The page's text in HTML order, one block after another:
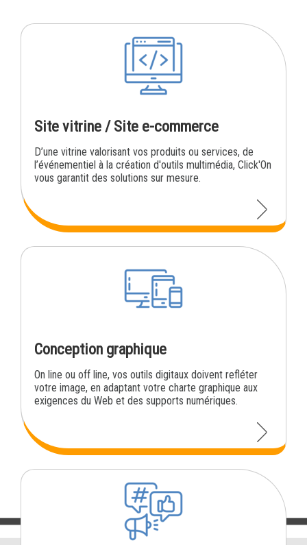
Site vitrine / Site e-commerce
D’une vitrine valorisant vos produits ou services, de
l’événementiel à la création d'outils multimédia, Click'On
vous garantit des solutions sur mesure.
Conception graphique
On line ou off line, vos outils digitaux doivent refléter
votre image, en adaptant votre charte graphique aux
exigences du Web et des supports numériques.